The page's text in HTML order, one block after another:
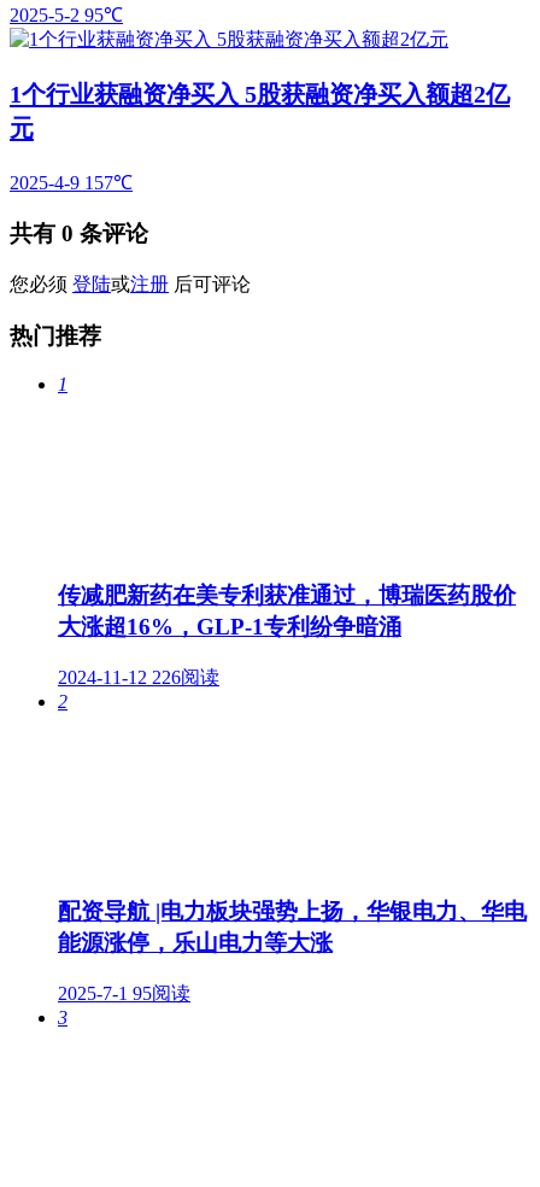
2025-5-2 95℃
1个行业获融资净买入 5股获融资净买入额超2亿
元
2025-4-9 157℃
共有 0 条评论
您必须 登陆或注册 后可评论
热门推荐
1
传减肥新药在美专利获准通过，博瑞医药股价
大涨超16%，GLP-1专利纷争暗涌
2024-11-12 226阅读
2
配资导航 |电力板块强势上扬，华银电力、华电
能源涨停，乐山电力等大涨
2025-7-1 95阅读
3